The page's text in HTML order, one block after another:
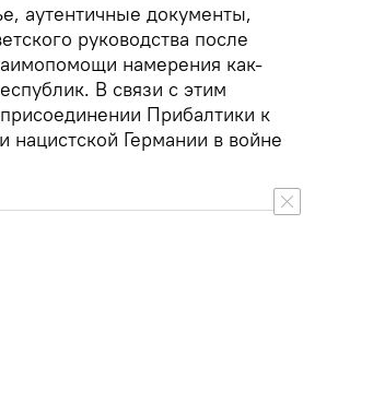
аутентичные документы,
руководства после
намерения как-
В связи с этим
Прибалтики к
нацистской Германии в войне